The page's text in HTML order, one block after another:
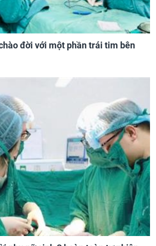
đời với một phần trái tim bên